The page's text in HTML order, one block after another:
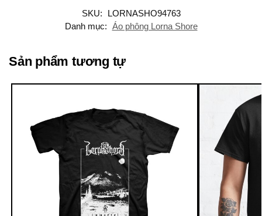
SKU:
LORNASHO94763
Danh mục: Áo phông Lorna Shore
Sản phẩm tương tự